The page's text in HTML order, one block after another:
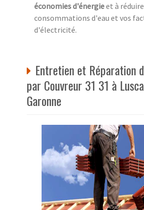
économies d'énergieet à
consommations d'eau et vos
d'électricité.
Entretien et Réparation
par Couvreur 31 31 à
Garonne